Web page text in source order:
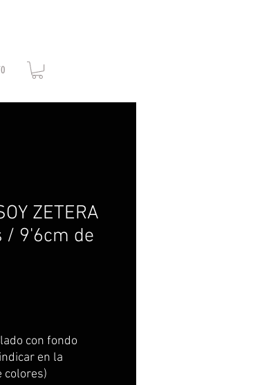
ZETERA
/ 9'6cm de
con fondo
en la
colores)